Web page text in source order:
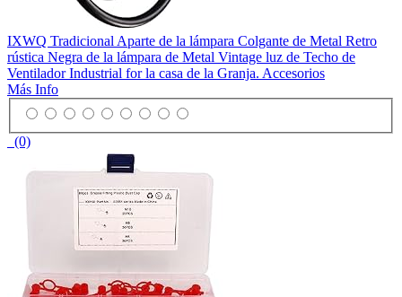
IXWQ Tradicional Aparte de la lámpara Colgante de Metal Retro
rústica Negra de la lámpara de Metal Vintage luz de Techo de
Ventilador Industrial for la casa de la Granja. Accesorios
Más Info
(0)